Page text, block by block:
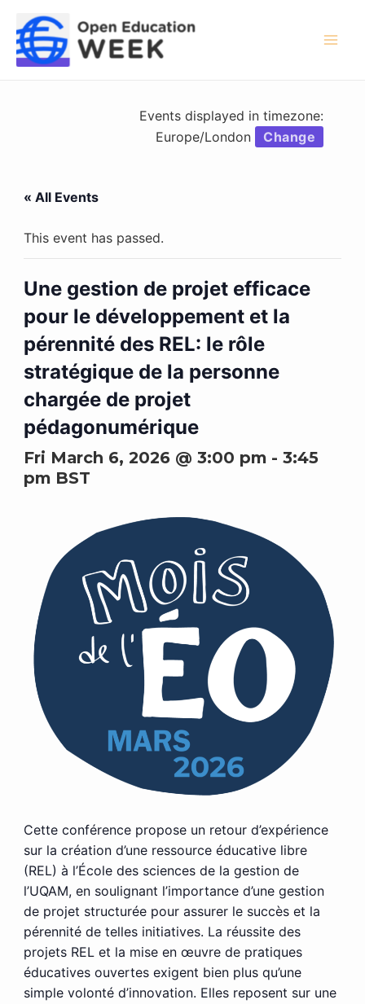
content
Events displayed in timezone:
Europe/London
Change
« All Events
This event has passed.
Une gestion de projet efficace
pour le développement et la
pérennité des REL: le rôle
stratégique de la personne
chargée de projet
pédagonumérique
Fri March 6, 2026 @ 3:00 pm- 3:45
pmBST
Cette conférence propose un retour d’expérience
sur la création d’une ressource éducative libre
(REL) à l’École des sciences de la gestion de
l’UQAM, en soulignant l’importance d’une gestion
de projet structurée pour assurer le succès et la
pérennité de telles initiatives. La réussite des
projets REL et la mise en œuvre de pratiques
éducatives ouvertes exigent bien plus qu’une
simple volonté d’innovation. Elles reposent sur une